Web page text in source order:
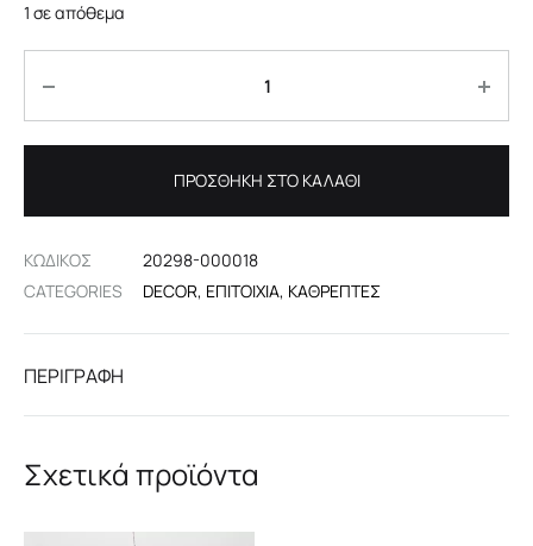
1 σε απόθεμα
ΠΡΟΣΘΉΚΗ ΣΤΟ ΚΑΛΆΘΙ
ΚΩΔΙΚΟΣ
20298-000018
CATEGORIES
DECOR, ΕΠΙΤΟΊΧΙΑ, ΚΑΘΡΈΠΤΕΣ
ΠΕΡΙΓΡΑΦΉ
Σχετικά προϊόντα